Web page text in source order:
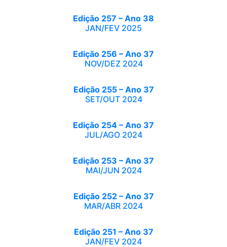
Edição 257 – Ano 38
JAN/FEV 2025
Edição 256 – Ano 37
NOV/DEZ 2024
Edição 255 – Ano 37
SET/OUT 2024
Edição 254 – Ano 37
JUL/AGO 2024
Edição 253 – Ano 37
MAI/JUN 2024
Edição 252 – Ano 37
MAR/ABR 2024
Edição 251 – Ano 37
JAN/FEV 2024